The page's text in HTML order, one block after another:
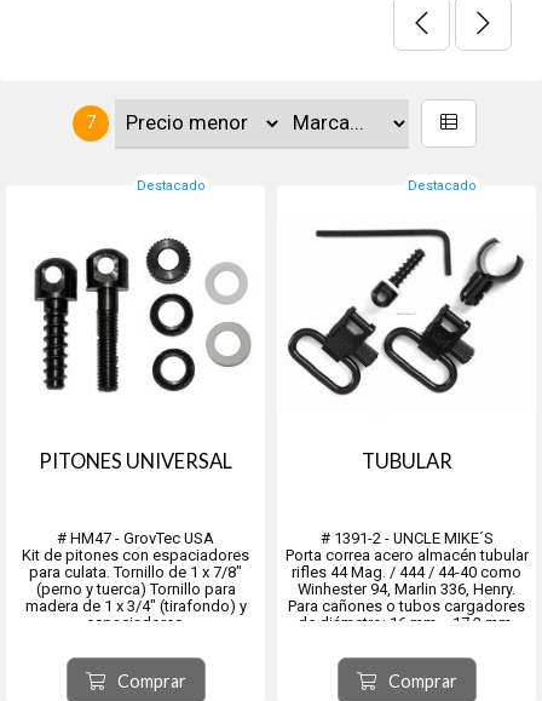
7
Destacado
PITONES UNIVERSAL
# HM47 - GrovTec USA
Kit de pitones con espaciadores
para culata. Tornillo de 1 x 7/8"
(perno y tuerca) Tornillo para
madera de 1 x 3/4" (tirafondo) y
espaciadores.
Comprar
Destacado
TUBULAR
# 1391-2 - UNCLE MIKE´S
Porta correa acero almacén tubular
rifles 44 Mag. / 444 / 44-40 como
Winhester 94, Marlin 336, Henry.
Para cañones o tubos cargadores
de diámetro: 16 mm. - 17,2 mm.
410.
Comprar